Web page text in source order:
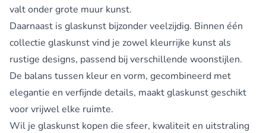
valt onder grote muur kunst.
Daarnaast is glaskunst bijzonder veelzijdig. Binnen één
collectie glaskunst vind je zowel kleurrijke kunst als
rustige designs, passend bij verschillende woonstijlen.
De balans tussen kleur en vorm, gecombineerd met
elegantie en verfijnde details, maakt glaskunst geschikt
voor vrijwel elke ruimte.
Wil je glaskunst kopen die sfeer, kwaliteit en uitstraling